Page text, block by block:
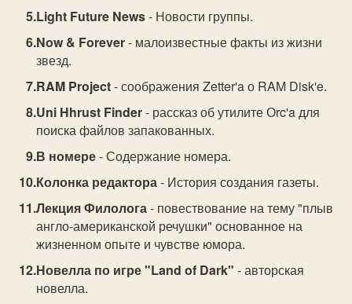
Light Future News- Новости группы.
Now & Forever- малоизвестные факты из жизни
звезд.
RAM Project- соображения Zetter'a о RAM Disk'e.
Uni Hhrust Finder- рассказ об утилите Оrc'a для
поиска файлов запакованных.
В номере- Содержание номера.
Колонка редактора- История создания газеты.
Лекция Филолога- повествование на тему "плыв
англо-американской речушки" основанное на
жизненном опыте и чувстве юмора.
Новелла по игре "Land of Dark" - авторская
новелла.